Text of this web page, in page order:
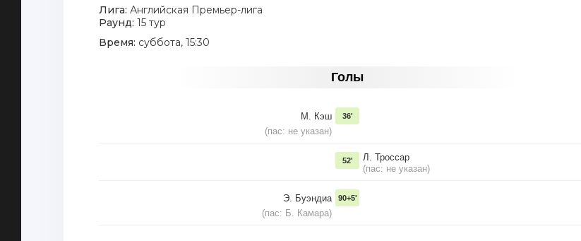
Лига: Английская Премьер-лига
Раунд: 15 тур
Время: суббота, 15:30
Голы
М. Кэш
(пас: не указан)
36'
Л. Троссар
(пас: не указан)
52'
Э. Буэндиа
(пас: Б. Камара)
90+5'